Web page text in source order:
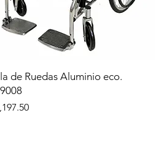
de Ruedas Aluminio eco.